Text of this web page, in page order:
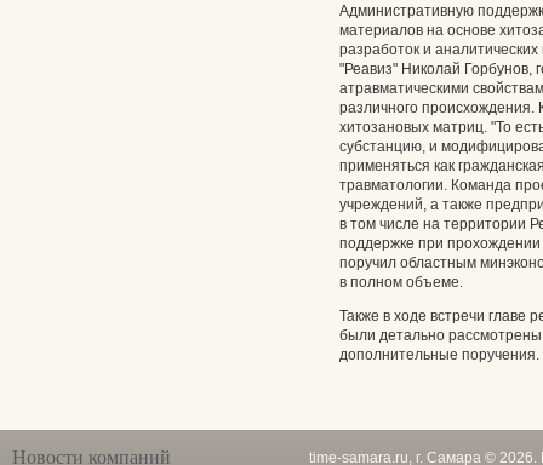
Административную
материалов на основе
разработок и
"Реавиз" Николай Горбунов,
атравматическими
различного происхождения.
хитозановых матриц. "То
субстанцию, и
применяться как
травматологии. Команда
учреждений, а также
в том числе на территории
поддержке при
поручил областным
в полном объеме.
Также в ходе встречи главе
были детально
дополнительные поручения.
Новости компаний time-samara.ru, г. Самара ©